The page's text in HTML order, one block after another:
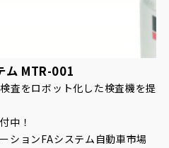
ム MTR-001
査をロボット化した検査機を提
中！
ションFAシステム 自動車市場